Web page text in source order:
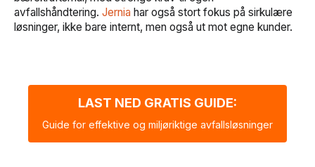
avfallshåndtering. Jernia har også stort fokus på sirkulære
løsninger, ikke bare internt, men også ut mot egne kunder.
LAST NED GRATIS GUIDE:
Guide for effektive og miljøriktige avfallsløsninger